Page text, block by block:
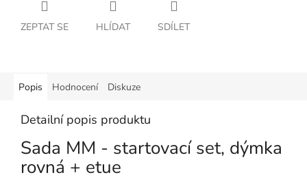
ZEPTAT SE HLÍDAT SDÍLET
Popis Hodnocení Diskuze
Detailní popis produktu
Sada MM - startovací set, dýmka
rovná + etue